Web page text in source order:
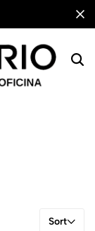
Sort